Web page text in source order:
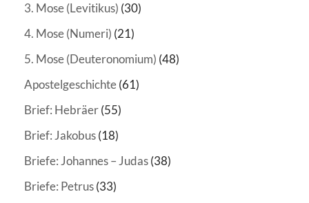
3. Mose (Levitikus) (30)
4. Mose (Numeri) (21)
5. Mose (Deuteronomium) (48)
Apostelgeschichte(61)
Brief: Hebräer(55)
Brief: Jakobus(18)
Briefe: Johannes – Judas(38)
Briefe: Petrus(33)